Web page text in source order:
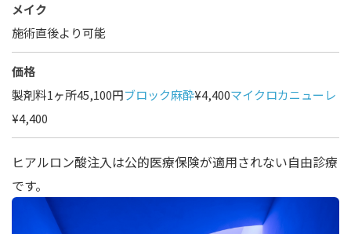
メイク
施術直後より可能
価格
製剤料1ヶ所45,100円ブロック麻酔¥4,400マイクロカニューレ
¥4,400
ヒアルロン酸注入は公的医療保険が適用されない自由診療
です。